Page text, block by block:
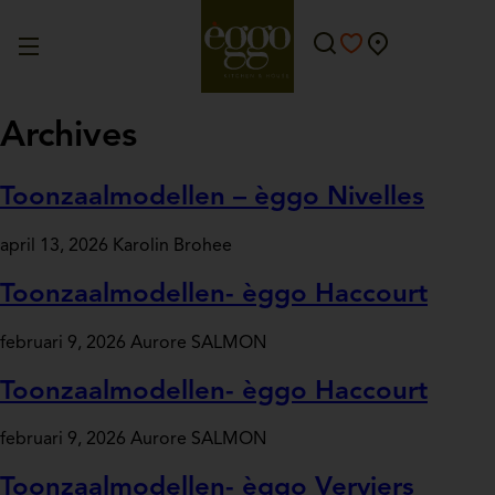
Archives
Toonzaalmodellen – èggo Nivelles
april 13, 2026 Karolin Brohee
Toonzaalmodellen- èggo Haccourt
februari 9, 2026 Aurore SALMON
Toonzaalmodellen- èggo Haccourt
februari 9, 2026 Aurore SALMON
Toonzaalmodellen- èggo Verviers